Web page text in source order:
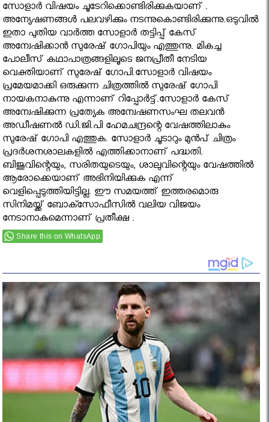
സോളാര്‍ വിഷയം ചൂടേറിക്കൊണ്ടിരിക്കുകയാണ് .
അന്യേഷണങ്ങൾ പലവഴിക്കും നടന്നുകൊണ്ടിരിക്കുന്നു.ഒടുവിൽ
ഇതാ പുതിയ വാർത്ത സോളാര്‍ തട്ടിപ്പ്‌ കേസ്‌
അന്വേഷിക്കാന്‍ സുരേഷ് ഗോപിയും എത്തുന്നു. മികച്ച
പോലീസ്‌ കഥാപാത്രങ്ങളിലൂടെ ജനപ്രീതീ നേടിയ
വെക്തിയാണ് സുരേഷ് ഗോപി.സോളാര്‍ വിഷയം
പ്രമേയമാക്കി ഒരുക്കുന്ന ചിത്രത്തില്‍ സുരേഷ് ഗോപി
നായകനാകുന്നു എന്നാണ് റിപ്പോർട്ട്.സോളാര്‍ കേസ്‌
അന്വേഷിക്കുന്ന പ്രത്യേക അന്വേഷണസംഘ തലവന്‍
അഡീഷണല്‍ ഡി.ജി.പി ഹേമചന്ദ്രന്റെ വേഷത്തിലാകും
സുരേഷ് ഗോപി എത്തുക. സോളാര്‍ ചൂടാറും മുന്‍പ്‌ ചിത്രം
പ്രദര്‍ശനശാലകളില്‍ എത്തിക്കാനാണ് പദ്ധതി.
ബിജുവിന്റെയും, സരിതയുടെയും, ശാലുവിന്റെയും വേഷത്തില്‍
ആരോക്കെയാണ് അഭിനിയിക്കുക എന്ന്
വെളിപ്പെടുത്തിയിട്ടില്ല. ഈ സമയത്ത് ഇത്തരമൊരു
സിനിമയ്ക്ക് ബോക്സോഫീസില്‍ വലിയ വിജയം
നേടാനാകുമെന്നാണ് പ്രതീക്ഷ .
Share this on WhatsApp